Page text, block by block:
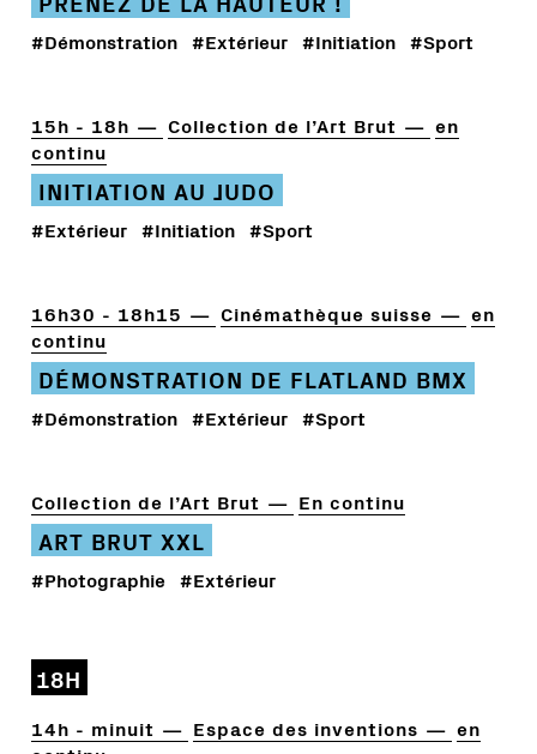
#Démonstration #Extérieur #Initiation #Sport
15h - 18h Collection de l’Art Brut
en
continu
INITIATION AU JUDO
#Extérieur #Initiation #Sport
16h30 - 18h15 Cinémathèque suisse
en
continu
DÉMONSTRATION DE FLATLAND BMX
#Démonstration #Extérieur #Sport
Collection de l’Art Brut En continu
ART BRUT XXL
#Photographie #Extérieur
18H
14h - minuit Espace des inventions
en